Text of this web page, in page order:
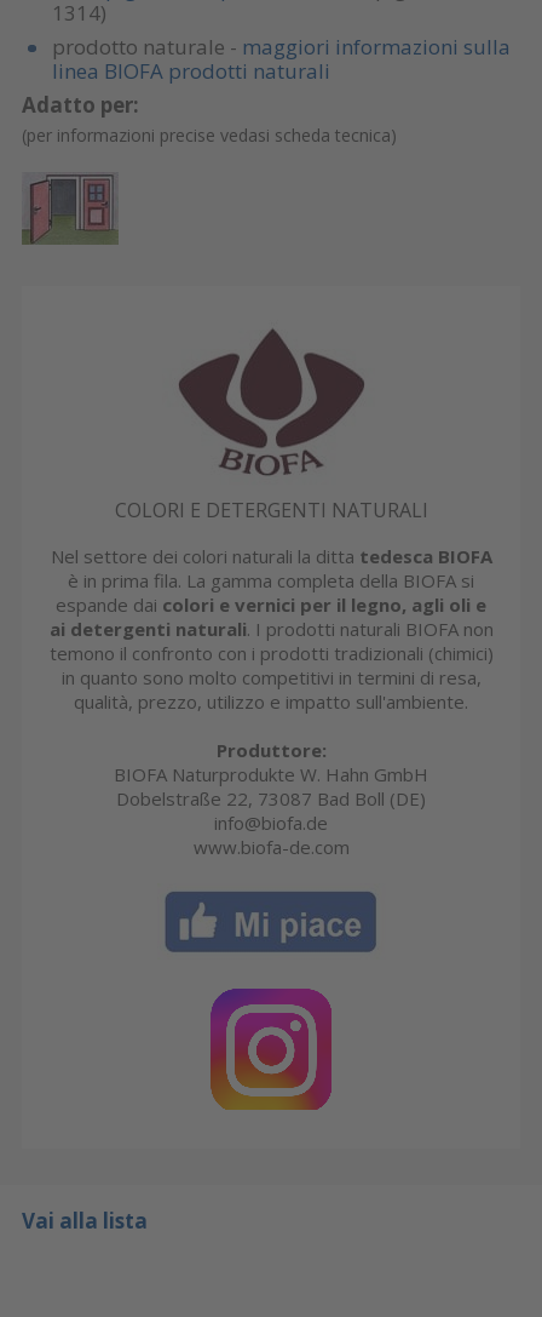
1314)
prodotto naturale - maggiori informazioni sulla
linea BIOFA prodotti naturali
Adatto per:
(per informazioni precise vedasi scheda tecnica)
COLORI E DETERGENTI NATURALI
Nel settore dei colori naturali la ditta tedesca BIOFA
è in prima fila. La gamma completa della BIOFA si
espande dai colori e vernici per il legno, agli oli e
ai detergenti naturali. I prodotti naturali BIOFA non
temono il confronto con i prodotti tradizionali (chimici)
in quanto sono molto competitivi in termini di resa,
qualità, prezzo, utilizzo e impatto sull'ambiente.
Produttore:
BIOFA Naturprodukte W. Hahn GmbH
Dobelstraße 22, 73087 Bad Boll (DE)
info@biofa.de
www.biofa-de.com
Vai alla lista